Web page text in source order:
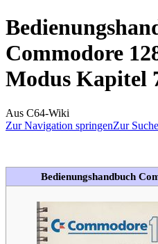
Commodore
Modus Kapitel
Aus C64-Wiki
Zur Navigation springenZur
Bedienungshandbuch